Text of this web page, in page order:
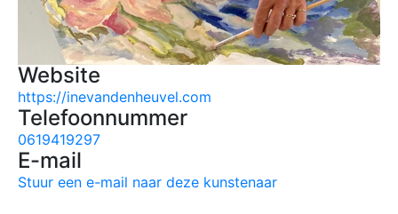
Website
https://inevandenheuvel.com
Telefoonnummer
0619419297
E-mail
Stuur een e-mail naar deze kunstenaar